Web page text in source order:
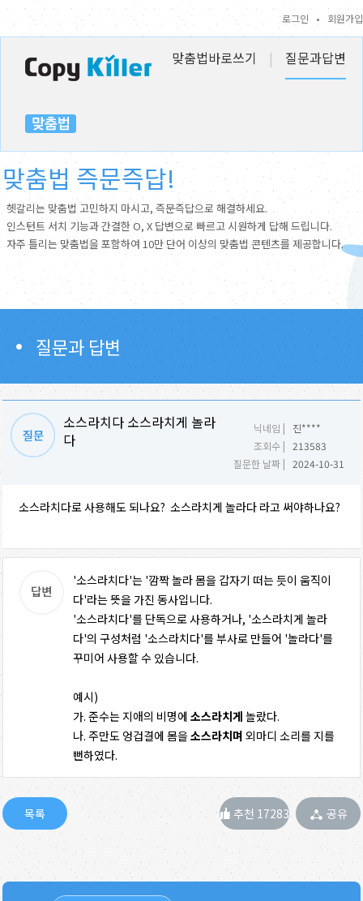
로그인 • 회원가입
맞춤법바로쓰기 | 질문과답변
맞춤법 즉문즉답!
헷갈리는 맞춤법 고민하지 마시고, 즉문즉답으로 해결하세요.
인스턴트 서치 기능과 간결한 O, X 답변으로 빠르고 시원하게 답해 드립니다.
자주 틀리는 맞춤법을 포함하여 10만 단어 이상의 맞춤법 콘텐츠를 제공합니다.
질문과 답변
닉네임 |
진****
조회수 | 213583
질문한 날짜 | 2024-10-31
소스라치다 소스라치게 놀라
다
소스라치다로 사용해도 되나요? 소스라치게 놀라다 라고 써야하나요?
'소스라치다'는 '깜짝 놀라 몸을 갑자기 떠는 듯이 움직이
다'라는 뜻을 가진 동사입니다.
'소스라치다'를 단독으로 사용하거나, '소스라치게 놀라
다'의 구성처럼 '소스라치다'를 부사로 만들어 '놀라다'를
꾸미어 사용할 수 있습니다.
예시)
가. 준수는 지애의 비명에 소스라치게 놀랐다.
나. 주만도 엉겁결에 몸을소스라치며 외마디 소리를 지를
뻔하였다.
추천 17283 공유